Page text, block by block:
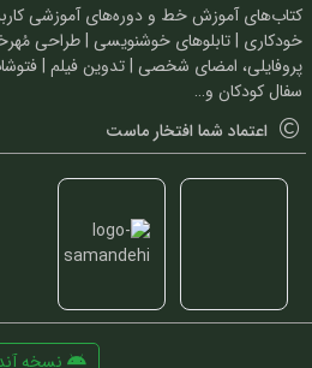
کتاب‌های آموزش خط و دوره‌های آموزشی
خودکاری | تابلوهای خوشنویسی | طراحی
پروفایلی، امضای شخصی | تدوین فیلم |
سفال کودکان و…
اعتماد شما افتخار ماست
نسخه